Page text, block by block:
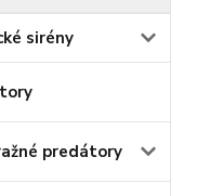
sirény
predátory